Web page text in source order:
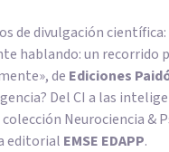
de divulgación científica:
hablando: un recorrido
, de Ediciones
Del CI a las
Neurociencia &
editorial EMSE EDAPP.